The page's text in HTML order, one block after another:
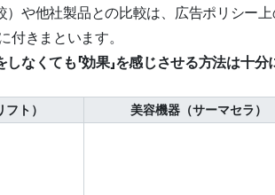
や他社製品との比較は、広告ポリシー上
付きまといます。
なくても「効果」を感じさせる方法は十
ト） 美容機器（サーマセラ）